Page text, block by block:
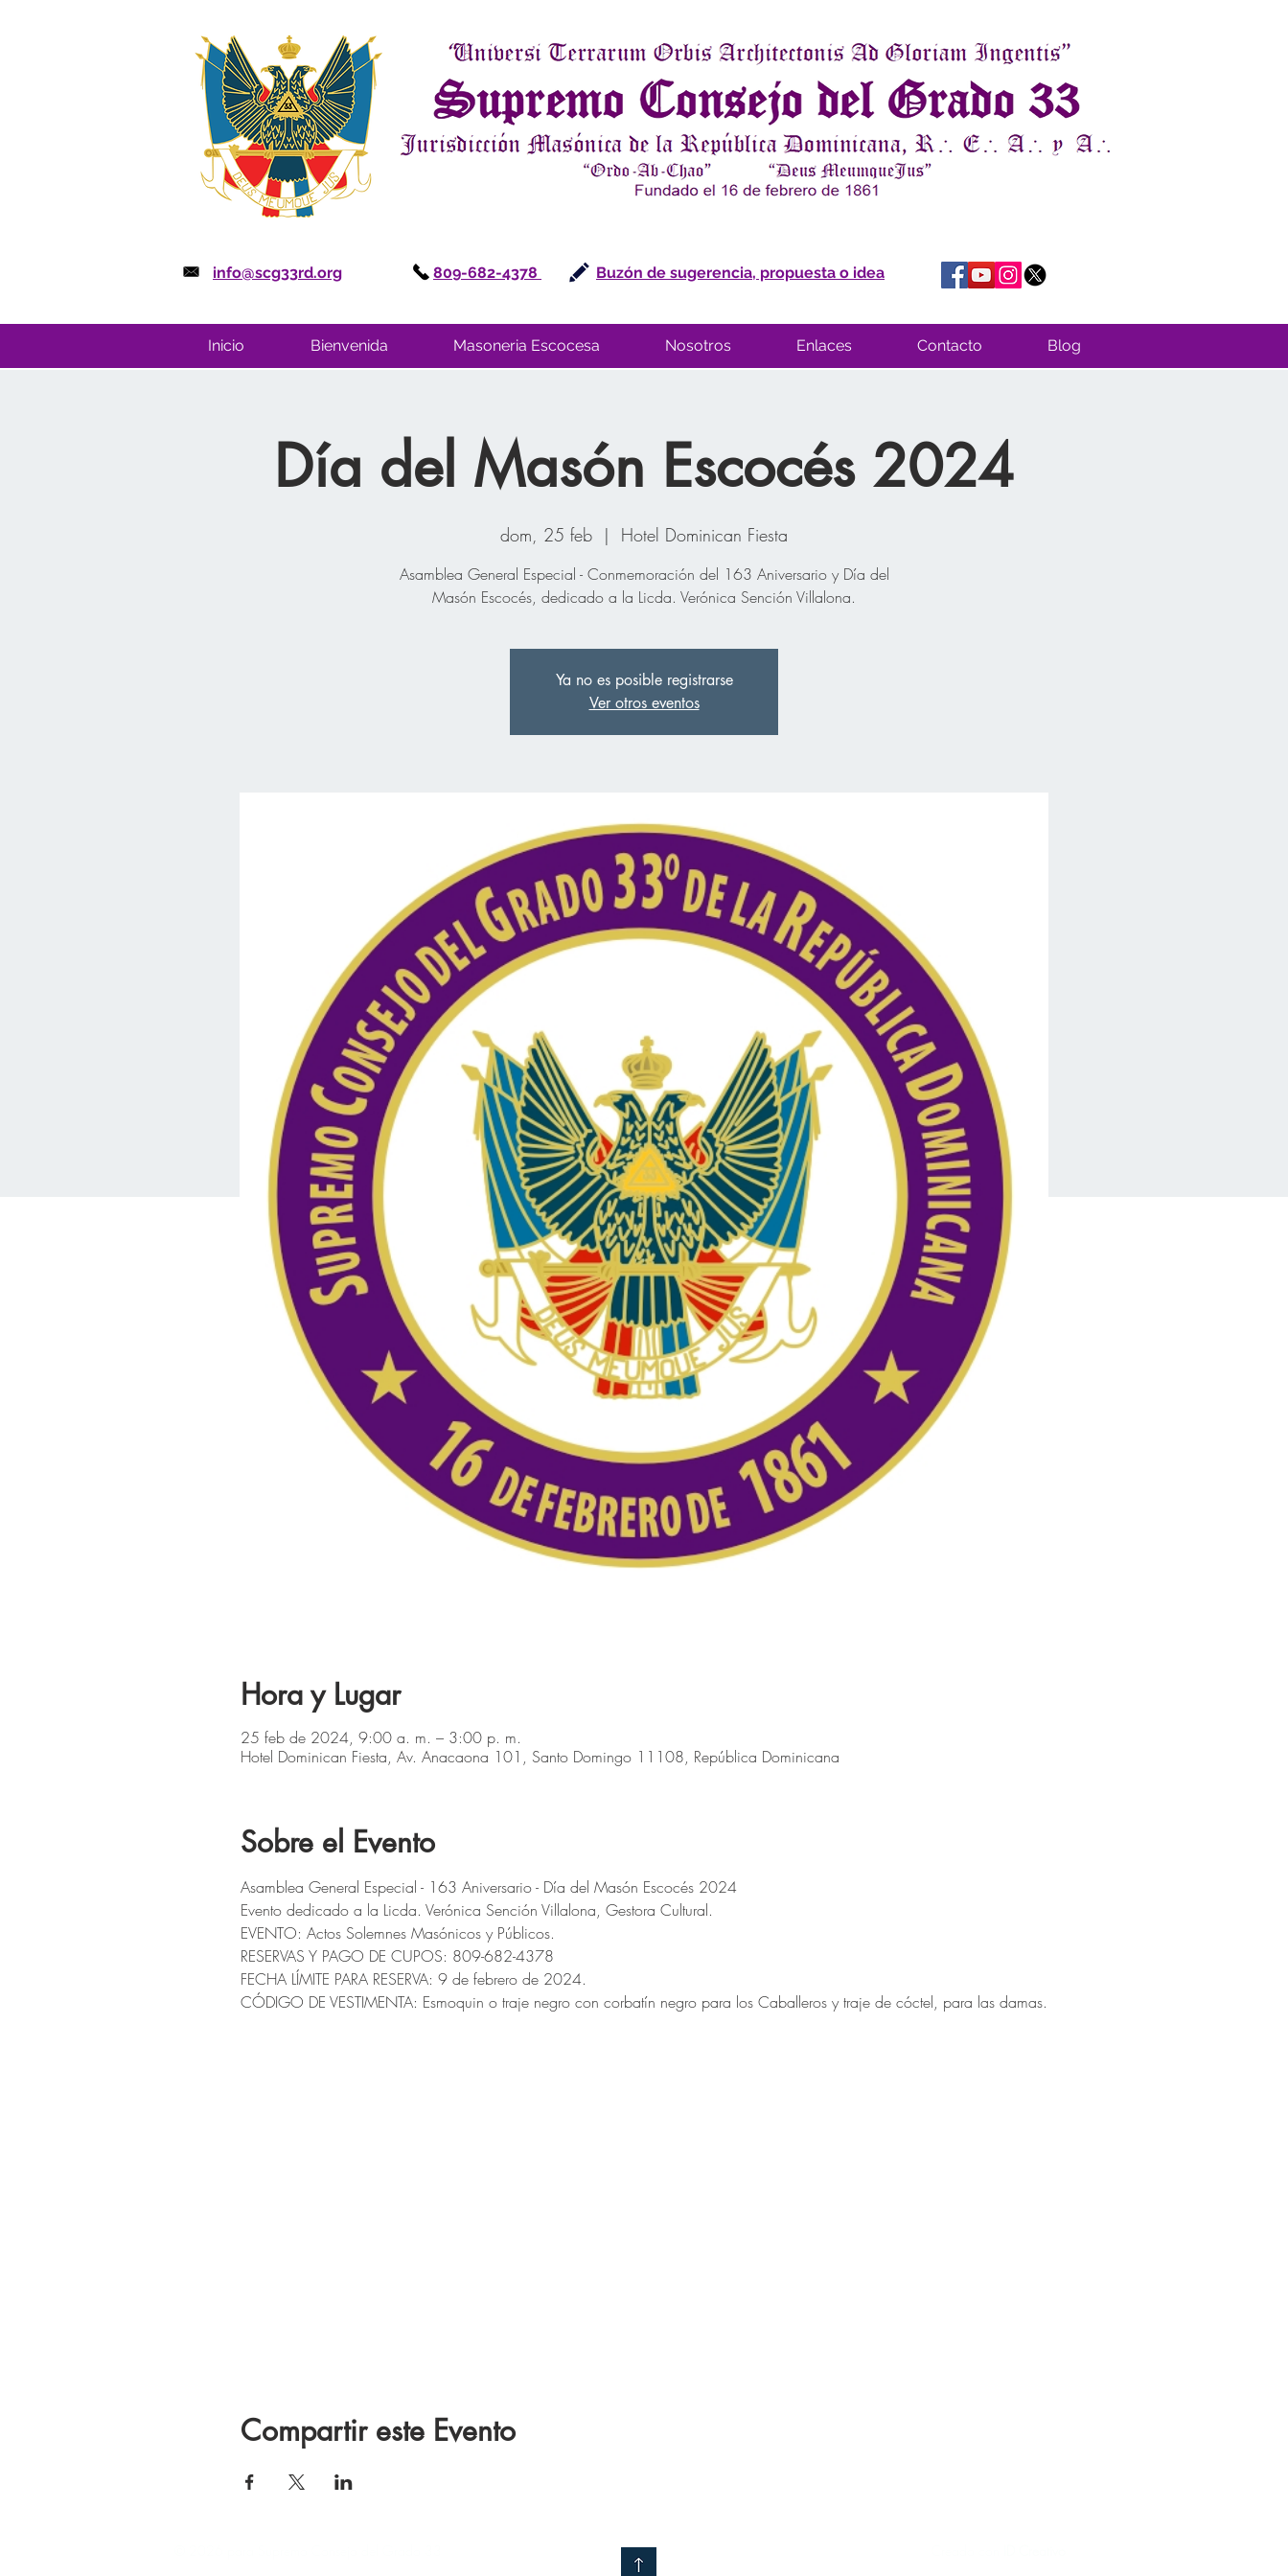
info@scg33rd.org 809-682-4378 Buzón de sugerencia, propuesta o idea
Inicio Bienvenida Masoneria Escocesa Nosotros Enlaces Contacto Blog
Día del Masón Escocés 2024
dom, 25 feb
  |
Hotel Dominican Fiesta
Asamblea General Especial - Conmemoración del 163 Aniversario y Día del
Masón Escocés, dedicado a la Licda. Verónica Sención Villalona.
Ya no es posible registrarse
Ver otros eventos
Hora y Lugar
25 feb de 2024, 9:00 a. m. – 3:00 p. m.
Hotel Dominican Fiesta, Av. Anacaona 101, Santo Domingo 11108, República Dominicana
Sobre el Evento
Asamblea General Especial - 163 Aniversario - Día del Masón Escocés 2024
Evento dedicado a la Licda. Verónica Sención Villalona, Gestora Cultural.
EVENTO: Actos Solemnes Masónicos y Públicos.
RESERVAS Y PAGO DE CUPOS: 809-682-4378
FECHA LÍMITE PARA RESERVA: 9 de febrero de 2024.
CÓDIGO DE VESTIMENTA: Esmoquin o traje negro con corbatín negro para los Caballeros y traje de cóctel, para las damas.
Compartir este Evento